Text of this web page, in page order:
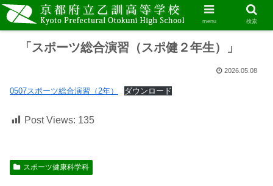
「スポーツ総合演習（スポ健２年生）」
2026.05.08
0507スポーツ総合演習（2年） ダウンロード
Post Views: 135
スポーツ健康科学科
menu 検索